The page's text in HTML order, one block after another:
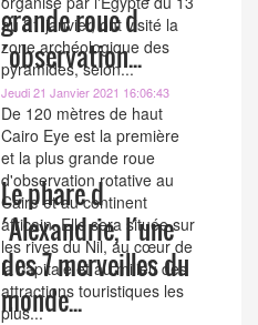
au 31 janvier, ont visité la
zone archéologique des
pyramides, selon...
grande roue d
´observation...
Jeudi 21 Janvier 2021 16:06:43
De 120 mètres de haut
Cairo Eye est la première
et la plus grande roue
d'observation rotative au
Caire et au continent
africain. Elle sera située sur
les rives du Nil, au cœur de
la capitale et au milieu des
attractions touristiques les
plus...
Le phare d
´Alexandrie, l´une
des 7 merveilles du
monde...